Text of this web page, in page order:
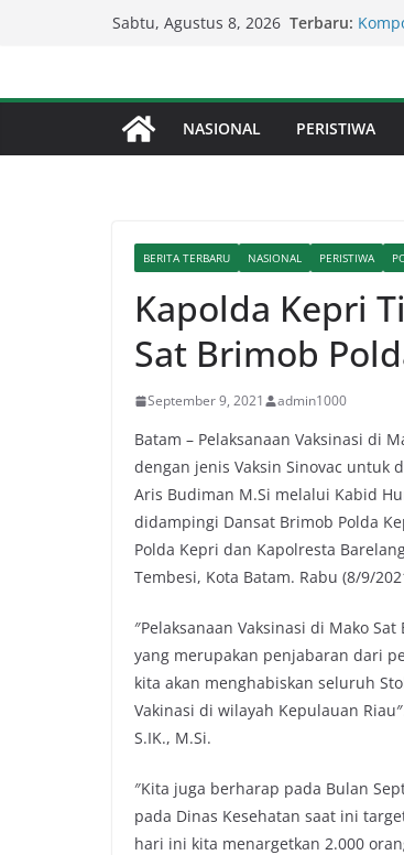
Sabtu, Agustus 8, 2026 Terbaru:
NASIONAL PERISTIWA
BERITA TERBARU NASIONAL PERISTIWA
Kapolda Kepri
Sat Brimob
September 9, 2021 admin1000
Batam – Pelaksanaan Vaksinasi di
dengan jenis Vaksin Sinovac untuk
Aris Budiman M.Si melalui Kabid
didampingi Dansat Brimob Polda
Polda Kepri dan Kapolresta
Tembesi, Kota Batam. Rabu (8/9/
″Pelaksanaan Vaksinasi di Mako
yang merupakan penjabaran dari
kita akan menghabiskan seluruh
Vakinasi di wilayah Kepulauan
S.IK., M.Si.
″Kita juga berharap pada Bulan
pada Dinas Kesehatan saat ini
hari ini kita menargetkan 2.000